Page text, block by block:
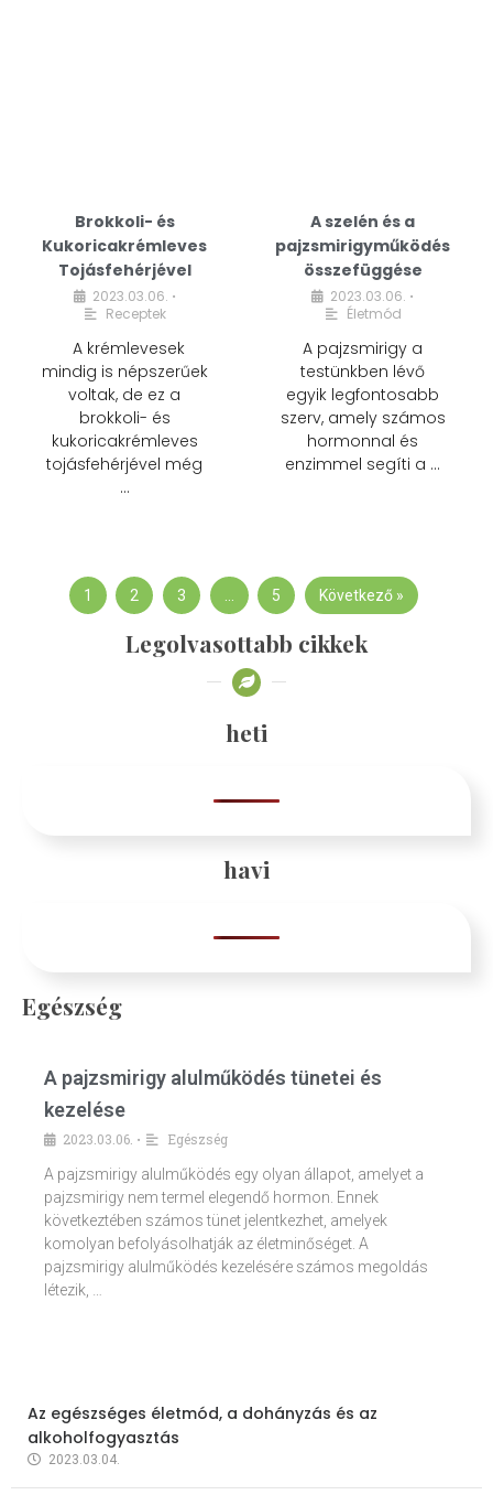
Brokkoli- és
Kukoricakrémleves
Tojásfehérjével
2023.03.06. •
Receptek
A krémlevesek
mindig is népszerűek
voltak, de ez a
brokkoli- és
kukoricakrémleves
tojásfehérjével még
…
A szelén és a
pajzsmirigyműködés
összefüggése
2023.03.06. •
Életmód
A pajzsmirigy a
testünkben lévő
egyik legfontosabb
szerv, amely számos
hormonnal és
enzimmel segíti a …
1 2 3 … 5 Következő »
Legolvasottabb cikkek
heti
havi
Egészség
A pajzsmirigy alulműködés tünetei és
kezelése
2023.03.06. •
Egészség
A pajzsmirigy alulműködés egy olyan állapot, amelyet a
pajzsmirigy nem termel elegendő hormon. Ennek
következtében számos tünet jelentkezhet, amelyek
komolyan befolyásolhatják az életminőséget. A
pajzsmirigy alulműködés kezelésére számos megoldás
létezik, …
Az egészséges életmód, a dohányzás és az
alkoholfogyasztás
2023.03.04.